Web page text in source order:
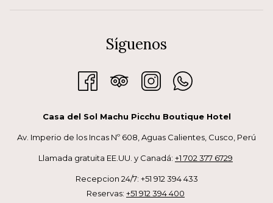
2. Disfrutar de baños termales
Aguas Calientes; y es que en la ciudad hay diferentes pozas de
aguas termales a las que se puede acceder por un módico
precio. Se dice que estas aguas tienen la propiedad de curar
Síguenos
Casa del Sol Machu Picchu Boutique Hotel
Av. Imperio de los Incas Nº 608, Aguas Calientes, Cusco, Perú
Llamada gratuita EE.UU. y Canadá: +1 702 377 6729
Recepcion 24/7: +51 912 394 433
Reservas: +51 912 394 400